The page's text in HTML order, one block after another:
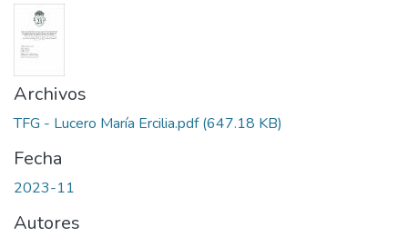
Archivos
TFG - Lucero María Ercilia.pdf(647.18 KB)
Fecha
2023-11
Autores